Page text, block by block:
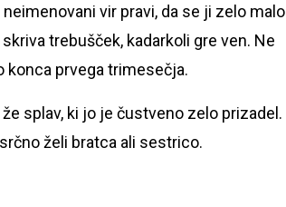
vir pravi, da se ji zelo malo
trebušček, kadarkoli gre ven. Ne
konca prvega trimesečja.
splav, ki jo je čustveno zelo prizadel.
želi bratca ali sestrico.